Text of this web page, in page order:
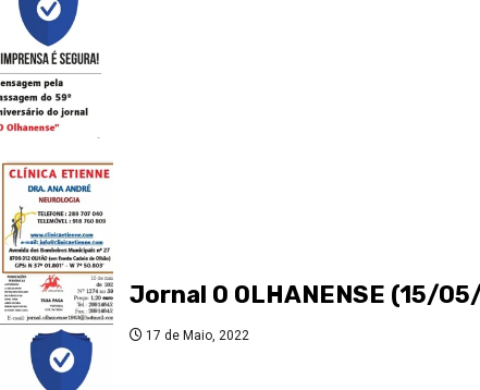
Jornal O OLHANENSE (15/
17 de Maio, 2022